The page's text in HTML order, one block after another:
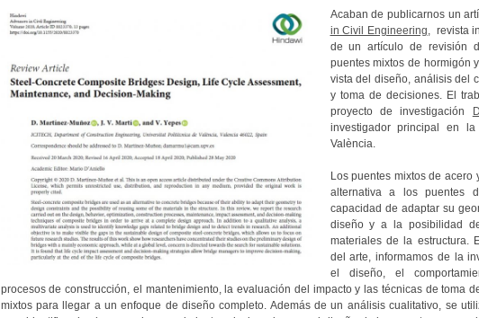
Acaban de publicarnos un
in Civil Engineering, revista
de un artículo de revisión
puentes mixtos de hormigón
vista del diseño, análisis del
y toma de decisiones. El
proyecto de investigación
investigador principal en
València.
Los puentes mixtos de
alternativa a los puentes
capacidad de adaptar su
diseño y a la posibilidad
materiales de la estructura.
del arte, informamos de la
el diseño, el
procesos de construcción, el mantenimiento, la evaluación del impacto y las técnicas de toma
mixtos para llegar a un enfoque de diseño completo. Además de un análisis cualitativo, se